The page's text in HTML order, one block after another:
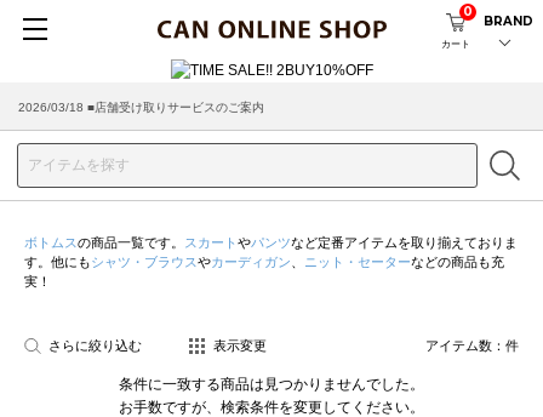
カート
0
BRAND
2026/03/18 ■店舗受け取りサービスのご案内
ボトムスの商品一覧です。 スカート やパンツなど定番アイテムを取り揃えておりま
す。他にもシャツ・ブラウスやカーディガン ニット・セーターなどの商品も充
実！
さらに絞り込む 表示変更 アイテム数： 件
条件に一致する商品は見つかりませんでした。
お手数ですが、検索条件を変更してください。